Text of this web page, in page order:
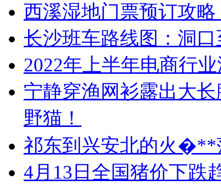
西溪湿地门票预订攻
长沙班车路线图：洞
2022年上半年电商行
宁静穿渔网衫露出大
野猫！
祁东到兴安北的火
4月13日全国猪价下跌